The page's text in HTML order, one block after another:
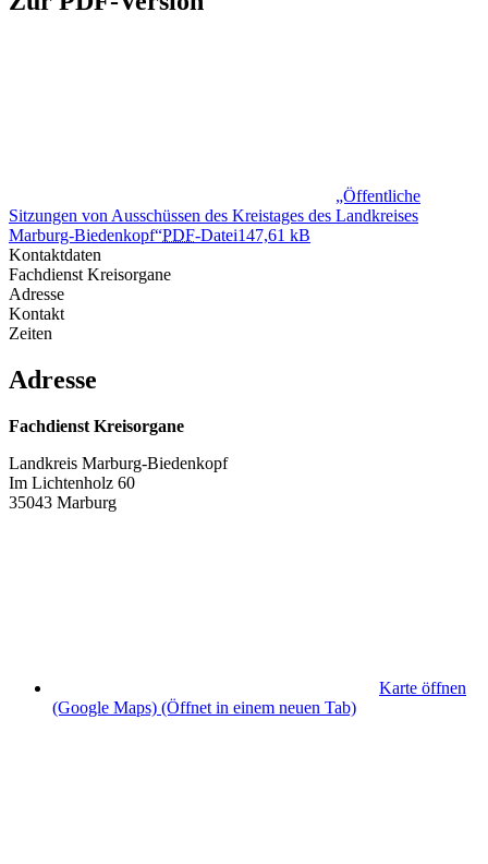
„Öffentliche
Sitzungen von Ausschüssen des Kreistages des Landkreises
Marburg-Biedenkopf“PDF-Datei147,61 kB
Kontaktdaten
Fachdienst Kreisorgane
Adresse
Kontakt
Zeiten
Adresse
Fachdienst Kreisorgane
Landkreis Marburg-Biedenkopf
Im Lichtenholz 60
35043 Marburg
Karte öffnen
(Google Maps) (Öffnet in einem neuen Tab)